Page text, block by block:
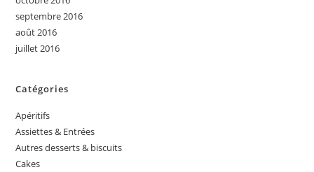
septembre 2016
août 2016
juillet 2016
Catégories
Apéritifs
Assiettes & Entrées
Autres desserts & biscuits
Cakes